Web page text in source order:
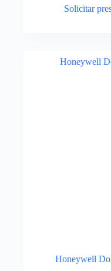
Solicitar
Honeywell